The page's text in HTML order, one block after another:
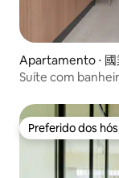
Apartamento ⋅ 國
Suíte com
Preferido dos
Preferido dos